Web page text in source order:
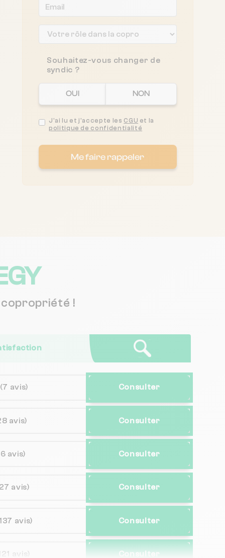
Souhaitez-vous changer de
syndic ?
OUI NON
J'ai lu et j'accepte les CGU et la
politique de confidentialité
Me faire rappeler
!
(7 avis) Consulter
avis) Consulter
avis) Consulter
avis) Consulter
avis) Consulter
avis) Consulter